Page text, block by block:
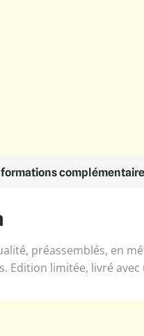
préassemblés, en
Edition limitée, livré avec